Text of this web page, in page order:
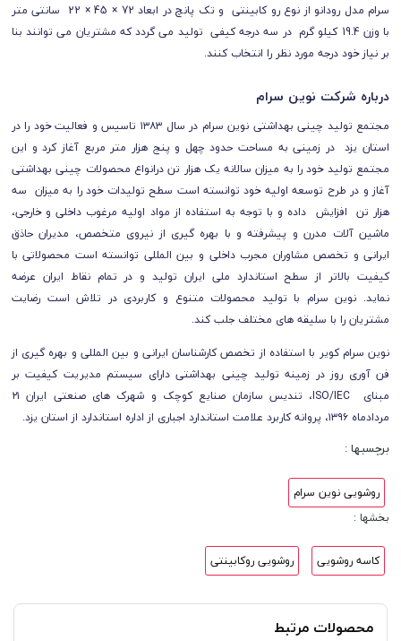
سرام مدل رودانو از نوع رو کابینتی و تک پانچ در ابعاد 72 × 45 × 22 سانتی متر
با وزن 19.4 کیلو گرم در سه درجه کیفی تولید می گردد که مشتریان می توانند بنا
بر نیاز خود درجه مورد نظر را انتخاب کنند.
درباره شرکت نوین سرام
مجتمع تولید چینی بهداشتی نوین سرام در سال ۱۳۸۳ تاسیس و فعالیت خود را در
استان یزد در زمینی به مساحت حدود چهل و پنج هزار متر مربع آغاز کرد و این
مجتمع تولید خود را به میزان سالانه یک هزار تن درانواع محصولات چینی بهداشتی
آغاز و در طرح توسعه اولیه خود توانسته است سطح تولیدات خود را به میزان سه
هزار تن افزایش داده و با توجه به استفاده از مواد اولیه مرغوب داخلی و خارجی،
ماشین آلات مدرن و پیشرفته و با بهره گیری از نیروی متخصص، مدیران حاذق
ایرانی و تخصص مشاوران مجرب داخلی و بین المللی توانسته است محصولاتی با
کیفیت بالاتر از سطح استاندارد ملی ایران تولید و در تمام نقاط ایران عرضه
نماید. نوین سرام با تولید محصولات متنوع و کاربردی در تلاش است رضایت
مشتریان را با سلیقه های مختلف جلب کند.
نوین سرام کویر با استفاده از تخصص کارشناسان ایرانی و بین المللی و بهره گیری از
فن آوری روز در زمینه تولید چینی بهداشتی دارای سیستم مدیریت کیفیت بر
مبنای ISO/IEC، تندیس سازمان صنایع کوچک و شهرک های صنعتی ایران ۲۱
مردادماه ۱۳۹۶، پروانه کاربرد علامت استاندارد اجباری از اداره استاندارد از استان یزد.
برچسبها :
روشویی نوین سرام
بخشها :
کاسه روشویی روشویی روکابینتی
محصولات مرتبط